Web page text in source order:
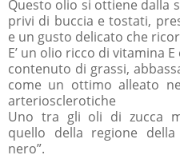
Questo olio si ottiene dalla
privi di buccia e tostati,
e un gusto delicato che
E’ un olio ricco di vitamina
contenuto di grassi,
come un ottimo alleato
arteriosclerotiche
Uno tra gli oli di zucca
quello della regione
nero”.